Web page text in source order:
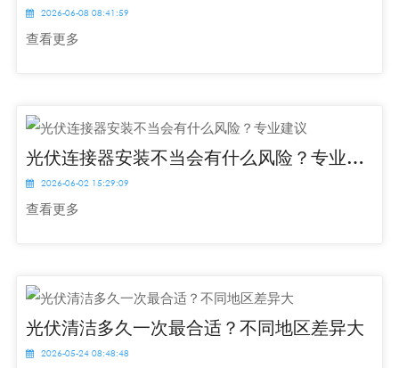
2026-06-08 08:41:59
查看更多
光伏连接器安装不当会有什么风险？专业建议
2026-06-02 15:29:09
查看更多
光伏清洁多久一次最合适？不同地区差异大
2026-05-24 08:48:48